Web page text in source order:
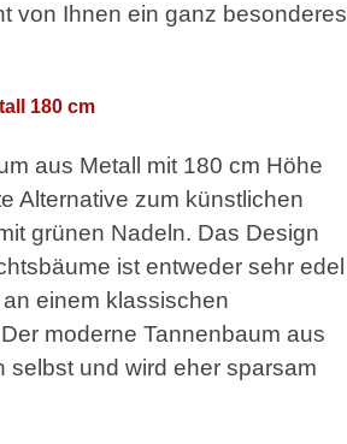
von Ihnen ein ganz besonderes
180 cm
aus Metall mit 180 cm Höhe
Alternative zum künstlichen
grünen Nadeln. Das Design
ist entweder sehr edel
einem klassischen
moderne Tannenbaum aus
selbst und wird eher sparsam